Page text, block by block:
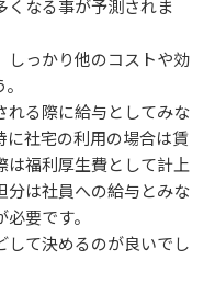
くなる事が予測されま
しっかり他のコストや効
れる際に給与としてみな
に社宅の利用の場合は賃
は福利厚生費として計上
分は社員への給与とみな
要です。
して決めるのが良いでし